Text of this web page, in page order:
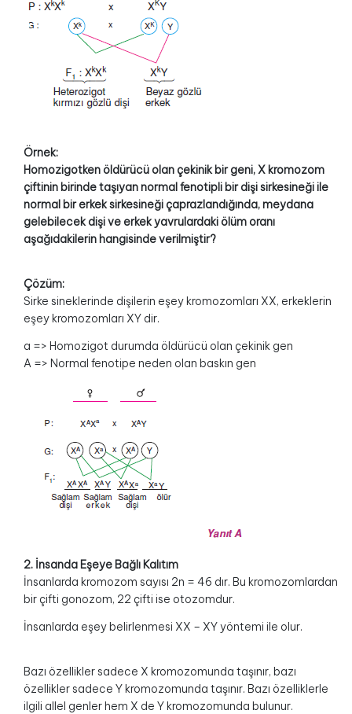
Örnek:
Homozigotken öldürücü olan çekinik bir geni, X kromozom
çiftinin birinde taşıyan normal fenotipli bir dişi sirkesineği ile
normal bir erkek sirkesineği çaprazlandığında, meydana
gelebilecek dişi ve erkek yavrulardaki ölüm oranı
aşağıdakilerin hangisinde verilmiştir?
Çözüm:
Sirke sineklerinde dişilerin eşey kromozomları XX, erkeklerin
eşey kromozomları XY dir.
a => Homozigot durumda öldürücü olan çekinik gen
A => Normal fenotipe neden olan baskın gen
2. İnsanda Eşeye Bağlı Kalıtım
İnsanlarda kromozom sayısı 2n = 46 dır. Bu kromozomlardan
bir çifti gonozom, 22 çifti ise otozomdur.
İnsanlarda eşey belirlenmesi XX – XY yöntemi ile olur.
Bazı özellikler sadece X kromozomunda taşınır, bazı
özellikler sadece Y kromozomunda taşınır. Bazı özelliklerle
ilgili allel genler hem X de Y kromozomunda bulunur.